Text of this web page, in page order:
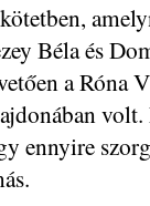
Béla és
a Róna
ennyire